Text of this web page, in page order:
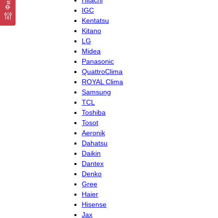
IGC
Kentatsu
Kitano
LG
Midea
Panasonic
QuattroClima
ROYAL Clima
Samsung
TCL
Toshiba
Tosot
Aeronik
Dahatsu
Daikin
Dantex
Denko
Gree
Haier
Hisense
Jax